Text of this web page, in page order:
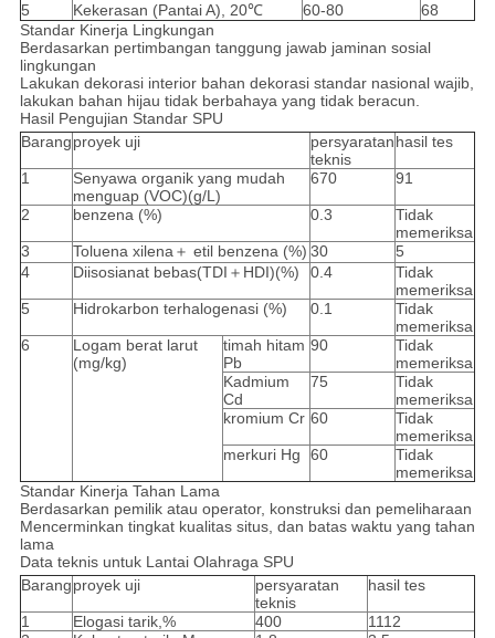
5
Kekerasan (Pantai A), 20℃ 60-80
68
Standar Kinerja Lingkungan
Berdasarkan pertimbangan tanggung jawab jaminan sosial
lingkungan
Lakukan dekorasi interior bahan dekorasi standar nasional wajib,
lakukan bahan hijau tidak berbahaya yang tidak beracun.
Hasil Pengujian Standar SPU
Barangproyek uji
persyaratan
teknis
hasil tes
1
Senyawa organik yang mudah
menguap (VOC)(g/L)
670 91
2 benzena (%) 0.3
Tidak
memeriksa
3
Toluena xilena＋ etil benzena (%) 30
5
4
Diisosianat bebas(TDI＋HDI)(%) 0.4
Tidak
memeriksa
5
Hidrokarbon terhalogenasi (%) 0.1
Tidak
memeriksa
6
Logam berat larut
(mg/kg)
timah hitam
Pb
90
Tidak
memeriksa
Kadmium
Cd
75
Tidak
memeriksa
kromium Cr 60
Tidak
memeriksa
merkuri Hg
60
Tidak
memeriksa
Standar Kinerja Tahan Lama
Berdasarkan pemilik atau operator, konstruksi dan pemeliharaan
Mencerminkan tingkat kualitas situs, dan batas waktu yang tahan
lama
Data teknis untuk Lantai Olahraga SPU
Barangproyek uji
persyaratan
teknis
hasil tes
1 Elogasi tarik,% 400
1112